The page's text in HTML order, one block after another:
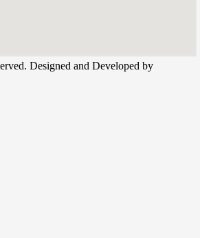
Designed and Developed by